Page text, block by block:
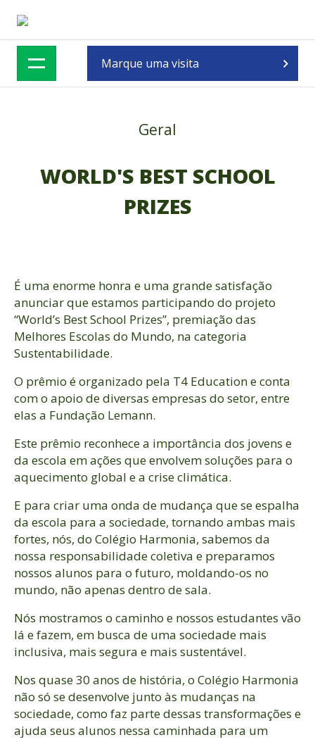
content
Marque uma visita
Geral
WORLD'S BEST SCHOOL
PRIZES
É uma enorme honra e uma grande satisfação
anunciar que estamos participando do projeto
“World’s Best School Prizes”, premiação das
Melhores Escolas do Mundo, na categoria
Sustentabilidade.
O prêmio é organizado pela T4 Education e conta
com o apoio de diversas empresas do setor, entre
elas a Fundação Lemann.
Este prêmio reconhece a importância dos jovens e
da escola em ações que envolvem soluções para o
aquecimento global e a crise climática.
E para criar uma onda de mudança que se espalha
da escola para a sociedade, tornando ambas mais
fortes, nós, do Colégio Harmonia, sabemos da
nossa responsabilidade coletiva e preparamos
nossos alunos para o futuro, moldando-os no
mundo, não apenas dentro de sala.
Nós mostramos o caminho e nossos estudantes vão
lá e fazem, em busca de uma sociedade mais
inclusiva, mais segura e mais sustentável.
Nos quase 30 anos de história, o Colégio Harmonia
não só se desenvolve junto às mudanças na
sociedade, como faz parte dessas transformações e
ajuda seus alunos nessa caminhada para um